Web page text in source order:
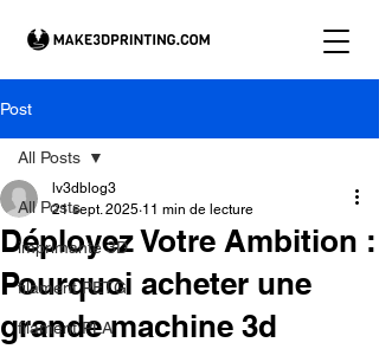
Post
All Posts
imprimante 3D
filament PETG
filament PLA
All Posts
Déployez Votre Ambition :
Pourquoi acheter une
grande machine 3d
lv3dblog3
21 sept. 2025 11 min de lecture